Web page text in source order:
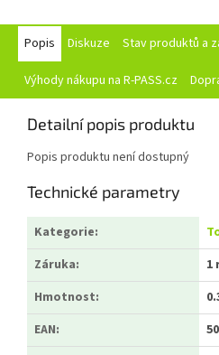
Popis Diskuze Stav produktů a
Výhody nákupu na R-PASS.cz
Detailní popis produktu
Popis produktu není dostupný
Technické parametry
Kategorie:
Záruka:
1
Hmotnost:
EAN: